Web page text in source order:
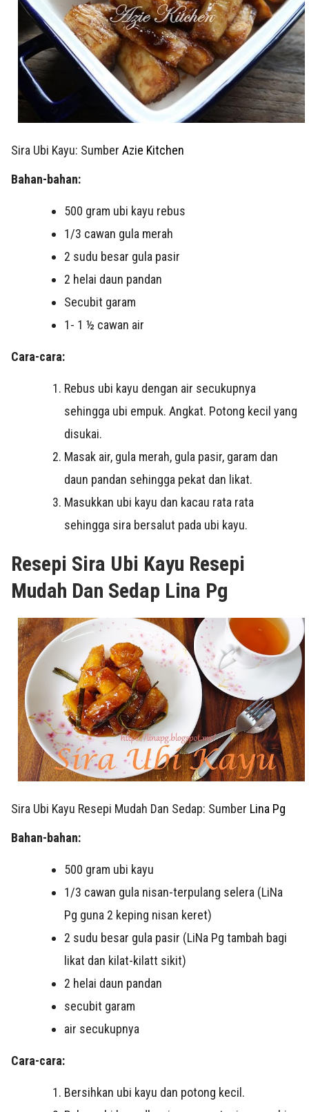
Sira Ubi Kayu: Sumber Azie Kitchen
Bahan-bahan:
500 gram ubi kayu rebus
1/3 cawan gula merah
2 sudu besar gula pasir
2 helai daun pandan
Secubit garam
1- 1 ½ cawan air
Cara-cara:
Rebus ubi kayu dengan air secukupnya
sehingga ubi empuk. Angkat. Potong kecil yang
disukai.
Masak air, gula merah, gula pasir, garam dan
daun pandan sehingga pekat dan likat.
Masukkan ubi kayu dan kacau rata rata
sehingga sira bersalut pada ubi kayu.
Resepi Sira Ubi Kayu Resepi
Mudah Dan Sedap Lina Pg
Sira Ubi Kayu Resepi Mudah Dan Sedap: Sumber Lina Pg
Bahan-bahan:
500 gram ubi kayu
1/3 cawan gula nisan-terpulang selera (LiNa
Pg guna 2 keping nisan keret)
2 sudu besar gula pasir (LiNa Pg tambah bagi
likat dan kilat-kilatt sikit)
2 helai daun pandan
secubit garam
air secukupnya
Cara-cara:
Bersihkan ubi kayu dan potong kecil.